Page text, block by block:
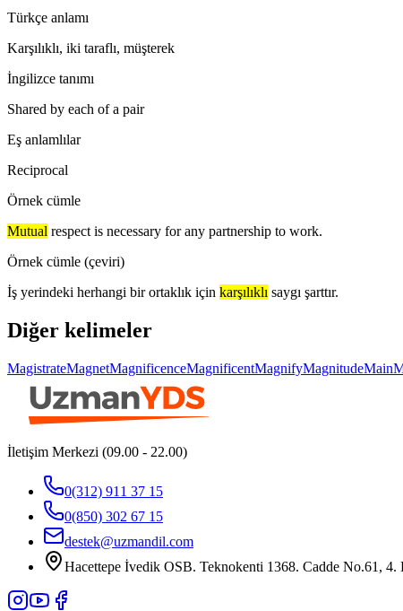
Türkçe anlamı
Karşılıklı, iki taraflı, müşterek
İngilizce tanımı
Shared by each of a pair
Eş anlamlılar
Reciprocal
Örnek cümle
Mutual respect is necessary for any partnership to work.
Örnek cümle (çeviri)
İş yerindeki herhangi bir ortaklık için karşılıklı saygı şarttır.
Diğer kelimeler
MagistrateMagnetMagnificenceMagnificentMagnifyMagnitudeMain
İletişim Merkezi (09.00 - 22.00)
0(312) 911 37 15
0(850) 302 67 15
destek@uzmandil.com
Hacettepe İvedik OSB. Teknokenti 1368. Cadde No.61,